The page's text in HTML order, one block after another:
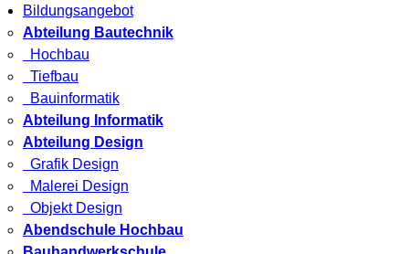
Bildungsangebot
Abteilung Bautechnik
Hochbau
Tiefbau
Bauinformatik
Abteilung Informatik
Abteilung Design
Grafik Design
Malerei Design
Objekt Design
Abendschule Hochbau